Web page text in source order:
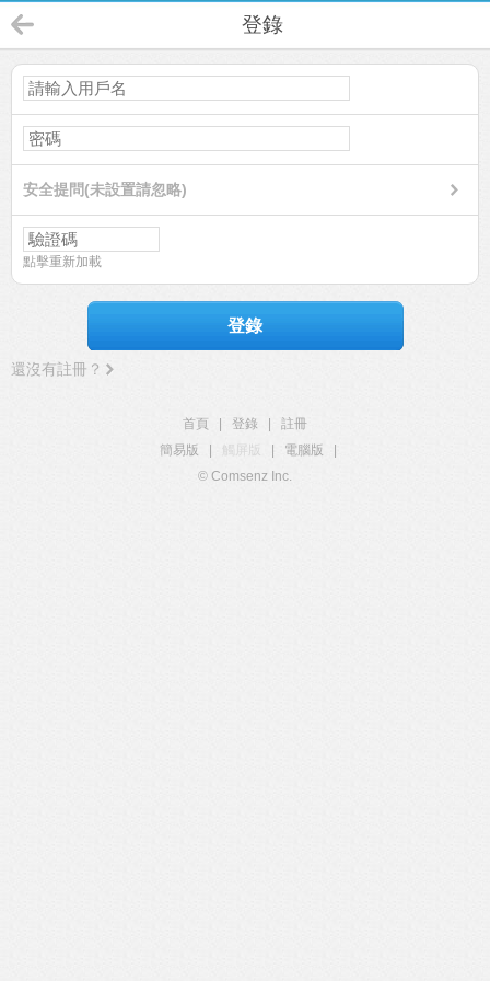
登錄
安全提問(未設置請忽略)
點擊重新加載
登錄
還沒有註冊？
首頁 登錄
註冊
簡易版
觸屏版 電腦版
© Comsenz Inc.